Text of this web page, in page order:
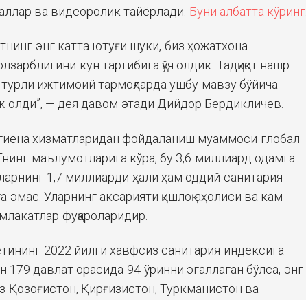
ва видеоролик тайёрлади. Буни албатта кўринг
энг катта ютуғи шуки, биз ҳожатхона
кун тартибига қўя олдик. Тадқиқот нашр
ижтимоий тармоқларда ушбу мавзу бўйича
олди”, — дея давом этади Дийдор Бердикличев.
хизматларидан фойдаланиш муаммоси глобал
маълумотларига кўра, бу 3,6 миллиард одамга
1,7 миллиарди ҳали ҳам оддий санитария
эмас. Уларнинг аксарияти қишлоқ аҳолиси ва кам
фуқароларидир.
2022 йилги хавфсиз санитария индексига
179 давлат орасида 94-ўринни эгаллаган бўлса, энг
Қозоғистон, Қирғизистон, Туркманистон ва